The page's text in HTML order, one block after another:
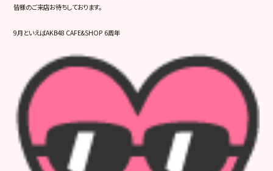
皆様のご来店お待ちしております。
9月といえばAKB48 CAFE&SHOP 6周年